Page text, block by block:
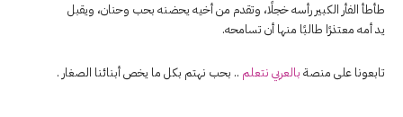
طأطأ الفأر الكبير رأسه خجلًا، وتقدم من أخيه يحضنه بحب وحنان، ويقبل
يد أمه معتذرًا طالبًا منها أن تسامحه.
تابعونا على منصة بالعربي نتعلم .. بحب نهتم بكل ما يخص أبنائنا الصغار .